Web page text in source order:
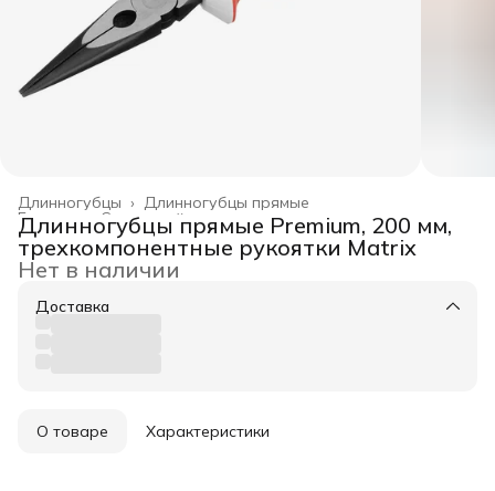
Длинногубцы прямые
Длинногубцы ›
Слесарный инструмент ›
Главная ›
Длинногубцы прямые Premium, 200 мм,
трехкомпонентные рукоятки Matrix
Нет в наличии
Доставка
О товаре Характеристики